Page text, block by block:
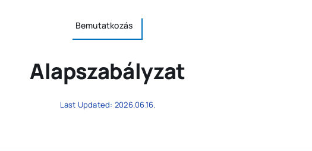
Bemutatkozás
Alapszabályzat
Last Updated: 2026.06.16.